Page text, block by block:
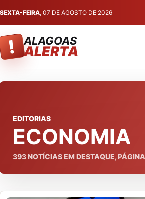
SEXTA-FEIRA, 07 DE AGOSTO DE 2026
! ALAGOAS
ALERTA
EDITORIAS
ECONOMIA
393NOTÍCIAS EM DESTAQUE, PÁGINA